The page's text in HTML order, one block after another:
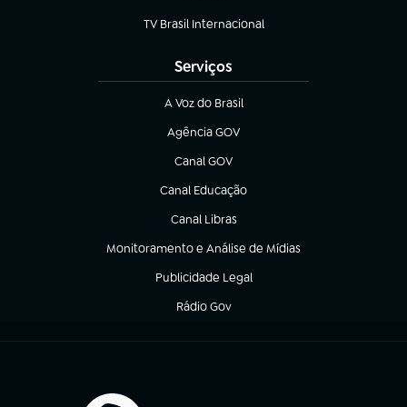
TV Brasil Internacional
(abre em nova aba)
Serviços
A Voz do Brasil
(abre em nova aba)
Agência GOV
(abre em nova aba)
Canal GOV
(abre em nova aba)
Canal Educação
(abre em nova aba)
Canal Libras
(abre em nova aba)
Monitoramento e Análise de Mídias
(abre em nova aba)
Publicidade Legal
(abre em nova aba)
Rádio Gov
(abre em nova aba)